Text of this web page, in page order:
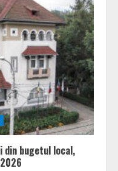
din bugetul local,